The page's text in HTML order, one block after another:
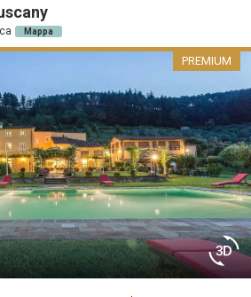
Mappa
PREMIUM